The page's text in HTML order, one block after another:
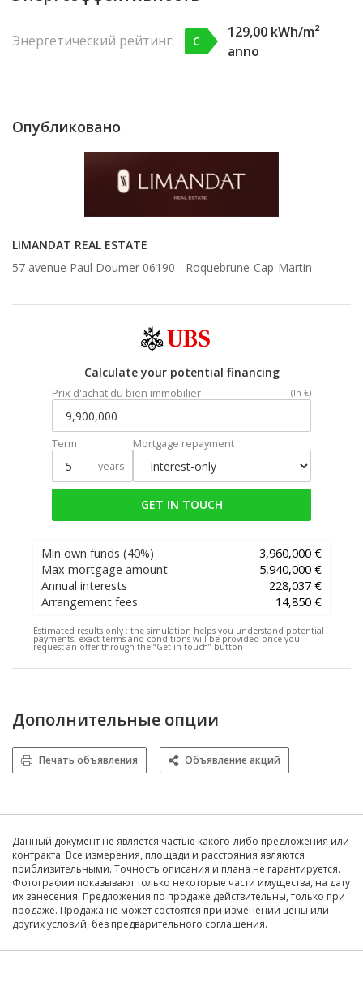
Энергетический рейтинг: C
129,00 kWh/m²
anno
Опубликовано
LIMANDAT REAL ESTATE
57 avenue Paul Doumer 06190 - Roquebrune-Cap-Martin
Calculate your potential financing
Prix d'achat du bien immobilier (In €)
Term
years
Mortgage repayment
GET IN TOUCH
Min own funds (40%)
3,960,000 €
Max mortgage amount
5,940,000 €
Annual interests
228,037 €
Arrangement fees
14,850 €
Estimated results only : the simulation helps you understand potential
payments; exact terms and conditions will be provided once you
request an offer through the “Get in touch” button
Дополнительные опции
Печать объявления Объявление акций
Данный документ не является частью какого-либо предложения или
контракта. Все измерения, площади и расстояния являются
приблизительными. Точность описания и плана не гарантируется.
Фотографии показывают только некоторые части имущества, на дату
их занесения. Предложения по продаже действительны, только при
продаже. Продажа не может состоятся при изменении цены или
других условий, без предварительного соглашения.